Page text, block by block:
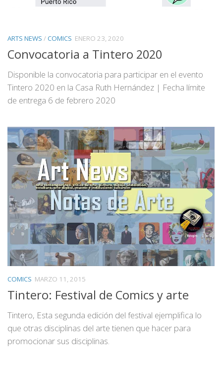
ARTS NEWS /COMICS ENERO 23, 2020
Convocatoria a Tintero 2020
Disponible la convocatoria para participar en el evento
Tintero 2020 en la Casa Ruth Hernández | Fecha límite
de entrega 6 de febrero 2020
COMICS MARZO 11, 2015
Tintero: Festival de Comics y arte
Tintero, Esta segunda edición del festival ejemplifica lo
que otras disciplinas del arte tienen que hacer para
promocionar sus disciplinas.